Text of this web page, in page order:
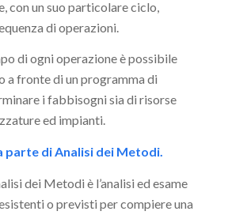
con un suo particolare ciclo,
di operazioni.
di ogni operazione è possibile
a fronte di un programma di
i fabbisogni sia di risorse
ed impianti.
parte di Analisi dei Metodi.
dei Metodi è l’analisi ed esame
o previsti per compiere una